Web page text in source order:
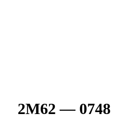
2М62 — 0748